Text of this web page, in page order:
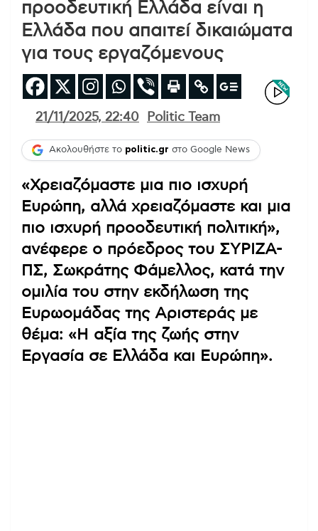
προοδευτική Ελλάδα είναι η
Ελλάδα που απαιτεί δικαιώματα
για τους εργαζόμενους
21/11/2025, 22:40 Politic Team
Ακολουθήστε το politic.gr στο Google News
«Χρειαζόμαστε μια πιο ισχυρή
Ευρώπη, αλλά χρειαζόμαστε και μια
πιο ισχυρή προοδευτική πολιτική»,
ανέφερε ο πρόεδρος του ΣΥΡΙΖΑ-
ΠΣ, Σωκράτης Φάμελλος, κατά την
ομιλία του στην εκδήλωση της
Ευρωομάδας της Αριστεράς με
θέμα: «Η αξία της ζωής στην
Εργασία σε Ελλάδα και Ευρώπη».